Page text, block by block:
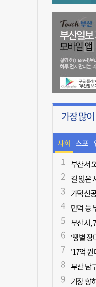
가장 많
사회 스포
츠
길 잃은
‘땡볕 장
부산 남
기장 향